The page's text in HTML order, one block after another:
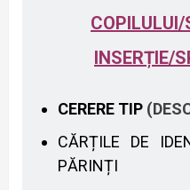
INSERȚIE/
CERERE TIP
CĂRȚILE DE
PĂRINȚI